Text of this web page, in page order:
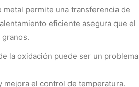
permite una transferencia de
eficiente asegura que el
la oxidación puede ser un problema
el control de temperatura.